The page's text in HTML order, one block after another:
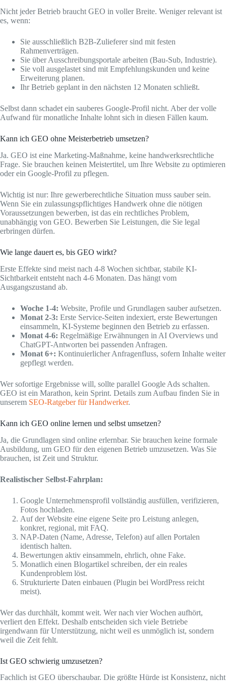
Nicht jeder Betrieb braucht GEO in voller Breite. Weniger relevant ist
es, wenn:
Sie ausschließlich B2B-Zulieferer sind mit festen
Rahmenverträgen.
Sie über Ausschreibungsportale arbeiten (Bau-Sub, Industrie).
Sie voll ausgelastet sind mit Empfehlungskunden und keine
Erweiterung planen.
Ihr Betrieb geplant in den nächsten 12 Monaten schließt.
Selbst dann schadet ein sauberes Google-Profil nicht. Aber der volle
Aufwand für monatliche Inhalte lohnt sich in diesen Fällen kaum.
Kann ich GEO ohne Meisterbetrieb umsetzen?
Ja. GEO ist eine Marketing-Maßnahme, keine handwerksrechtliche
Frage. Sie brauchen keinen Meistertitel, um Ihre Website zu optimieren
oder ein Google-Profil zu pflegen.
Wichtig ist nur: Ihre gewerberechtliche Situation muss sauber sein.
Wenn Sie ein zulassungspflichtiges Handwerk ohne die nötigen
Voraussetzungen bewerben, ist das ein rechtliches Problem,
unabhängig von GEO. Bewerben Sie Leistungen, die Sie legal
erbringen dürfen.
Wie lange dauert es, bis GEO wirkt?
Erste Effekte sind meist nach 4-8 Wochen sichtbar, stabile KI-
Sichtbarkeit entsteht nach 4-6 Monaten. Das hängt vom
Ausgangszustand ab.
Woche 1-4: Website, Profile und Grundlagen sauber aufsetzen.
Monat 2-3: Erste Service-Seiten indexiert, erste Bewertungen
einsammeln, KI-Systeme beginnen den Betrieb zu erfassen.
Monat 4-6: Regelmäßige Erwähnungen in AI Overviews und
ChatGPT-Antworten bei passenden Anfragen.
Monat 6+: Kontinuierlicher Anfragenfluss, sofern Inhalte weiter
gepflegt werden.
Wer sofortige Ergebnisse will, sollte parallel Google Ads schalten.
GEO ist ein Marathon, kein Sprint. Details zum Aufbau finden Sie in
unserem SEO-Ratgeber für Handwerker.
Kann ich GEO online lernen und selbst umsetzen?
Ja, die Grundlagen sind online erlernbar. Sie brauchen keine formale
Ausbildung, um GEO für den eigenen Betrieb umzusetzen. Was Sie
brauchen, ist Zeit und Struktur.
Realistischer Selbst-Fahrplan:
Google Unternehmensprofil vollständig ausfüllen, verifizieren,
Fotos hochladen.
Auf der Website eine eigene Seite pro Leistung anlegen,
konkret, regional, mit FAQ.
NAP-Daten (Name, Adresse, Telefon) auf allen Portalen
identisch halten.
Bewertungen aktiv einsammeln, ehrlich, ohne Fake.
Monatlich einen Blogartikel schreiben, der ein reales
Kundenproblem löst.
Strukturierte Daten einbauen (Plugin bei WordPress reicht
meist).
Wer das durchhält, kommt weit. Wer nach vier Wochen aufhört,
verliert den Effekt. Deshalb entscheiden sich viele Betriebe
irgendwann für Unterstützung, nicht weil es unmöglich ist, sondern
weil die Zeit fehlt.
Ist GEO schwierig umzusetzen?
Fachlich ist GEO überschaubar. Die größte Hürde ist Konsistenz, nicht